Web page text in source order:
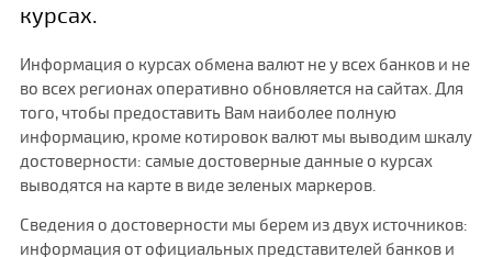
курсах.
Информация о курсах обмена валют не у всех банков и не
во всех регионах оперативно обновляется на сайтах. Для
того, чтобы предоставить Вам наиболее полную
информацию, кроме котировок валют мы выводим шкалу
достоверности: самые достоверные данные о курсах
выводятся на карте в виде зеленых маркеров.
Сведения о достоверности мы берем из двух источников:
информация от официальных представителей банков и